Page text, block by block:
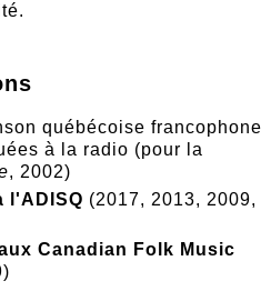
québécoise francophone
à la radio (pour la
, 2002)
l'ADISQ (2017, 2013, 2009,
Canadian Folk Music